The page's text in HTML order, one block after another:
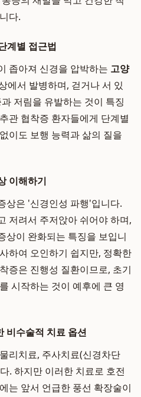
다.
계별 접근법
좁아져 신경을 압박하는 고양
에서 발병하며, 걷거나 서 있
저림을 유발하는 것이 특징
관 협착증 환자들에게 단계별
이도 보행 능력과 삶의 질을
이해하기
상은 '신경인성 파행'입니다.
저려서 주저앉아 쉬어야 하며,
상이 완화되는 특징을 보입니
하여 오인하기 쉽지만, 정확한
증은 진행성 질환이므로, 초기
시작하는 것이 예후에 큰 영
비수술적 치료 옵션
리치료, 주사치료(신경차단
. 하지만 이러한 치료로 호전
는 앞서 언급한 풍선 확장술이